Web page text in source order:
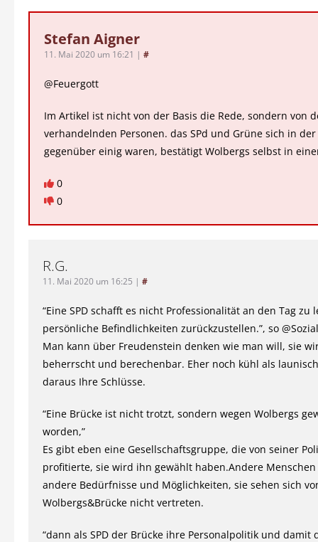
Stefan Aigner
11. Mai 2020 um 16:21 | #
@Feuergott
Im Artikel ist nicht von der Basis die Rede, sondern von
verhandelnden Personen. das SPd und Grüne sich in
gegenüber einig waren, bestätigt Wolbergs selbst in
0
0
R.G.
11. Mai 2020 um 16:25 | #
“Eine SPD schafft es nicht Professionalität an den Tag zu
persönliche Befindlichkeiten zurückzustellen.”, so
Man kann über Freudenstein denken wie man will, sie
beherrscht und berechenbar. Eher noch kühl als
daraus Ihre Schlüsse.
“Eine Brücke ist nicht trotzt, sondern wegen Wolbergs
worden,”
Es gibt eben eine Gesellschaftsgruppe, die von seiner
profitierte, sie wird ihn gewählt haben.Andere
andere Bedürfnisse und Möglichkeiten, sie sehen sich
Wolbergs&Brücke nicht vertreten.
“dann als SPD der Brücke ihre Personalpolitik und damit